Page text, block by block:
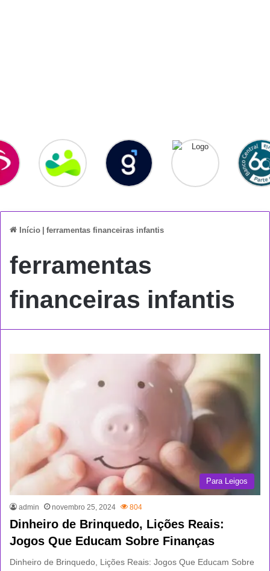
Início ferramentas financeiras infantis
ferramentas
financeiras infantis
Para Leigos
admin novembro 25, 2024 804
Dinheiro de Brinquedo, Lições Reais:
Jogos Que Educam Sobre Finanças
Dinheiro de Brinquedo, Lições Reais: Jogos Que Educam Sobre